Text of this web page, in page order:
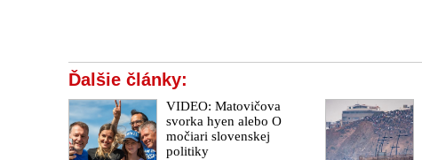
Ďalšie články:
VIDEO: Matovičova
svorka hyen alebo O
močiari slovenskej
politiky